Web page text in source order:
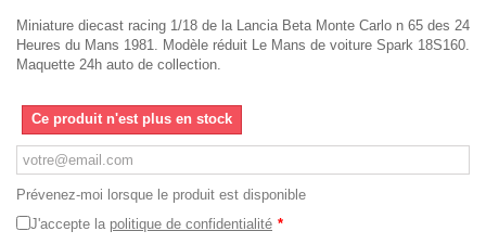
Miniature diecast racing 1/18 de la Lancia Beta Monte Carlo n 65 des 24
Heures du Mans 1981. Modèle réduit Le Mans de voiture Spark 18S160.
Maquette 24h auto de collection.
Ce produit n'est plus en stock
Prévenez-moi lorsque le produit est disponible
J'accepte la politique de confidentialité *